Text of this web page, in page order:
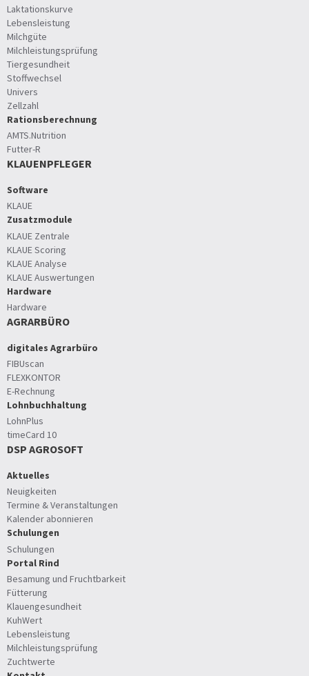
Laktationskurve
Lebensleistung
Milchgüte
Milchleistungsprüfung
Tiergesundheit
Stoffwechsel
Univers
Zellzahl
Rationsberechnung
AMTS.Nutrition
Futter-R
KLAUENPFLEGER
Software
KLAUE
Zusatzmodule
KLAUE Zentrale
KLAUE Scoring
KLAUE Analyse
KLAUE Auswertungen
Hardware
Hardware
AGRARBÜRO
digitales Agrarbüro
FIBUscan
FLEXKONTOR
E-Rechnung
Lohnbuchhaltung
LohnPlus
timeCard 10
DSP AGROSOFT
Aktuelles
Neuigkeiten
Termine & Veranstaltungen
Kalender abonnieren
Schulungen
Schulungen
Portal Rind
Besamung und Fruchtbarkeit
Fütterung
Klauengesundheit
KuhWert
Lebensleistung
Milchleistungsprüfung
Zuchtwerte